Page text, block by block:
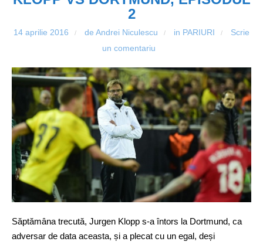
2
14 aprilie 2016 / de Andrei Niculescu / in PARIURI /
Scrie
un comentariu
Săptămâna trecută, Jurgen Klopp s-a întors la Dortmund, ca
adversar de data aceasta, și a plecat cu un egal, deși